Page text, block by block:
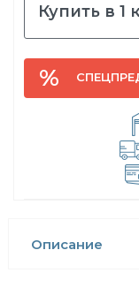
Купить в 1
Описание